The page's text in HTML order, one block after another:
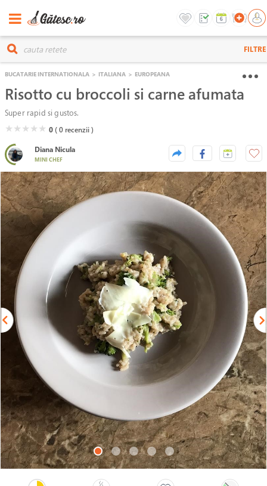
FILTRE
BUCATARIE INTERNATIONALA > ITALIANA > EUROPEANA
Risotto cu broccoli si carne afumata
Super rapid si gustos.
( )
★( )
★( )
★( )
★( )
★ 0( 0 recenzii )
Diana Nicula
MINI CHEF